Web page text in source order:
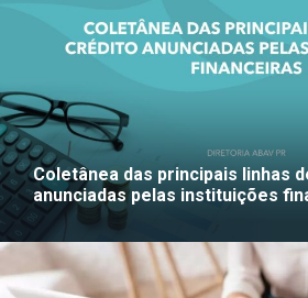
Coletânea das principais linhas
anunciadas pelas instituições